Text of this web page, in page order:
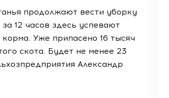
продолжают вести уборку
12 часов здесь успевают
Уже припасено 16 тысяч
скота. Будет не менее 23
Александр